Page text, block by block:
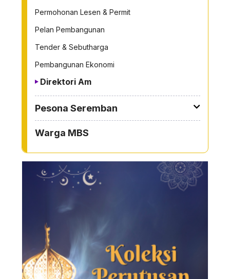
Permohonan Lesen & Permit
Pelan Pembangunan
Tender & Sebutharga
Pembangunan Ekonomi
Direktori Am
Pesona Seremban
Warga MBS